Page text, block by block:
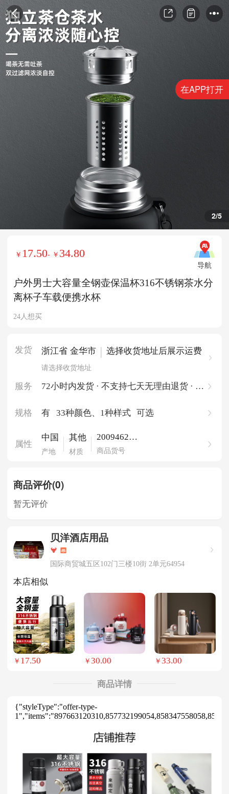
在APP打开
3/5
￥ 17.50- ￥ 34.80
导航
户外男士大容量全钢壶保温杯316不锈钢茶水分
离杯子车载便携水杯
24人想买
发货 浙江省 金华市 | 选择收货地址后展示运费
请选择收货地址
服务
72小时内发货 · 不支持七天无理由退货 · 一
规格
有 33种颜色、1种样式 可选
属性
中国
产地
其他
材质
200946263
2742
商品货号
商品评价(0)
暂无评价
贝洋酒店用品
国际商贸城五区102门三楼10街 2单元64954
本店相似
￥ 17.50 ￥30.00 ￥33.00
商品详情
{"styleType":"offer-type-